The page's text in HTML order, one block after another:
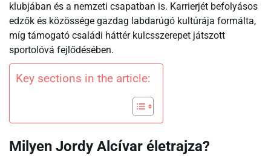
klubjában és a nemzeti csapatban is. Karrierjét befolyásos
edzők és közössége gazdag labdarúgó kultúrája formálta,
míg támogató családi háttér kulcsszerepet játszott
sportolóvá fejlődésében.
Key sections in the article:
Milyen Jordy Alcívar életrajza?